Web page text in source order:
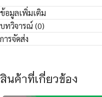
ข้อมูลเพิ่มเติม
บทวิจารณ์ (0)
การจัดส่ง
สินค้าที่เกี่ยวข้อง